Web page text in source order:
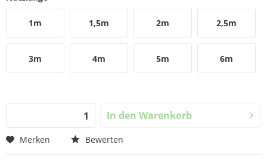
1m 1,5m 2m 2,5m
3m 4m 5m 6m
In den Warenkorb
Merken Bewerten